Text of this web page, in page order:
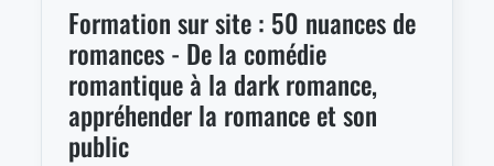
Formation sur site : 50 nuances de
romances - De la comédie
romantique à la dark romance,
appréhender la romance et son
public